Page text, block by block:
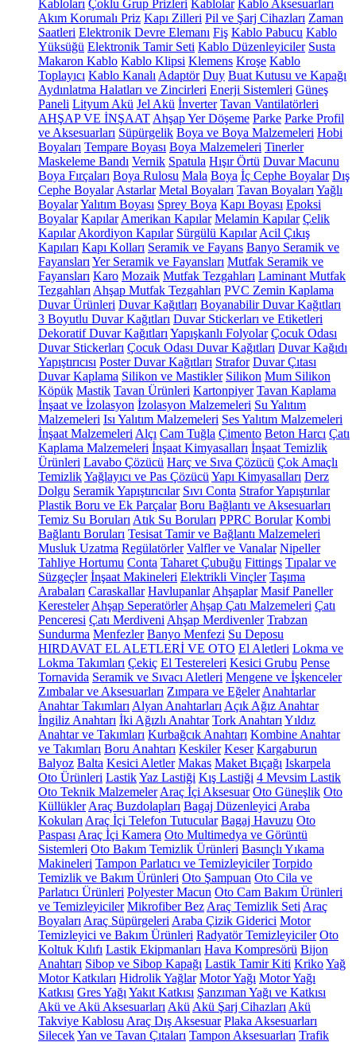
Kabloları Çoklu Grup Prizleri Kablolar Kablo Aksesuarları
Akım Korumalı Priz Kapı Zilleri Pil ve Şarj Cihazları Zaman
Saatleri Elektronik Devre Elemanı Fiş Kablo Pabucu Kablo
Yüksüğü Elektronik Tamir Seti Kablo Düzenleyiciler Susta
Makaron Kablo Kablo Klipsi Klemens Kroşe Kablo
Toplayıcı Kablo Kanalı Adaptör Duy Buat Kutusu ve Kapağı
Aydınlatma Halatları ve Zincirleri Enerji Sistemleri Güneş
Paneli Lityum Akü Jel Akü İnverter Tavan Vantilatörleri
AHŞAP VE İNŞAAT Ahşap Yer Döşeme Parke Parke Profil
ve Aksesuarları Süpürgelik Boya ve Boya Malzemeleri Hobi
Boyaları Tempare Boyası Boya Malzemeleri Tinerler
Maskeleme Bandı Vernik Spatula Hışır Örtü Duvar Macunu
Boya Fırçaları Boya Rulosu Mala Boya İç Cephe Boyalar Dış
Cephe Boyalar Astarlar Metal Boyaları Tavan Boyaları Yağlı
BoyalarYalıtım Boyası Sprey Boya Kapı Boyası Epoksi
Boyalar Kapılar Amerikan Kapılar Melamin Kapılar Çelik
Kapılar Akordiyon Kapılar Sürgülü Kapılar Acil Çıkış
Kapıları Kapı Kolları Seramik ve Fayans Banyo Seramik ve
Fayansları Yer Seramik ve Fayansları Mutfak Seramik ve
Fayansları Karo Mozaik Mutfak Tezgahları Laminant Mutfak
Tezgahları Ahşap Mutfak Tezgahları PVC Zemin Kaplama
Duvar Ürünleri Duvar Kağıtları Boyanabilir Duvar Kağıtları
3 Boyutlu Duvar Kağıtları Duvar Stickerları ve Etiketleri
Dekoratif Duvar Kağıtları Yapışkanlı Folyolar Çocuk Odası
Duvar Stickerları Çocuk Odası Duvar Kağıtları Duvar Kağıdı
Yapıştırıcısı Poster Duvar Kağıtları Strafor Duvar Çıtası
Duvar Kaplama Silikon ve Mastikler Silikon Mum Silikon
Köpük Mastik Tavan Ürünleri Kartonpiyer Tavan Kaplama
İnşaat ve İzolasyon İzolasyon Malzemeleri Su Yalıtım
Malzemeleri Isı Yalıtım Malzemeleri Ses Yalıtım Malzemeleri
İnşaat Malzemeleri Alçı Cam Tuğla Çimento Beton Harcı Çatı
Kaplama Malzemeleri İnşaat Kimyasalları İnşaat Temizlik
Ürünleri Lavabo Çözücü Harç ve Sıva Çözücü Çok Amaçlı
TemizlikYağlayıcı ve Pas Çözücü Yapı Kimyasalları Derz
Dolgu Seramik Yapıştırıcılar Sıvı Conta Strafor Yapıştırılar
Plastik Boru ve Ek Parçalar Boru Bağlantı ve Aksesuarları
Temiz Su Boruları Atık Su Boruları PPRC Borular Kombi
Bağlantı Boruları Tesisat Tamir ve Bağlantı Malzemeleri
Musluk Uzatma Regülatörler Valfler ve Vanalar Nipeller
Tahliye Hortumu Conta Taharet Çubuğu Fittings Tıpalar ve
Süzgeçler İnşaat Makineleri Elektrikli Vinçler Taşıma
Arabaları Caraskallar Havlupanlar Ahşaplar Masif Paneller
Keresteler Ahşap Seperatörler Ahşap Çatı Malzemeleri Çatı
Penceresi Çatı Merdiveni Ahşap Merdivenler Trabzan
Sundurma Menfezler Banyo Menfezi Su Deposu
HIRDAVAT EL ALETLERİ VE OTO El Aletleri Lokma ve
Lokma Takımları Çekiç El Testereleri Kesici Grubu Pense
Tornavida Seramik ve Sıvacı Aletleri Mengene ve İşkenceler
Zımbalar ve Aksesuarları Zımpara ve Eğeler Anahtarlar
Anahtar Takımları Alyan Anahtarları Açık Ağız Anahtar
İngiliz Anahtarı İki Ağızlı Anahtar Tork Anahtarı Yıldız
Anahtar ve Takımları Kurbağcık Anahtarı Kombine Anahtar
ve Takımları Boru Anahtarı Keskiler Keser Kargaburun
Balyoz Balta Kesici Aletler Makas Maket Bıçağı Iskarpela
Oto Ürünleri LastikYaz Lastiği Kış Lastiği 4 Mevsim Lastik
Oto Teknik Malzemeler Araç İçi Aksesuar Oto Güneşlik Oto
Küllükler Araç Buzdolapları Bagaj Düzenleyici Araba
Kokuları Araç İçi Telefon Tutucular Bagaj Havuzu Oto
Paspası Araç İçi Kamera Oto Multimedya ve Görüntü
Sistemleri Oto Bakım Temizlik Ürünleri Basınçlı Yıkama
Makineleri Tampon Parlatıcı ve Temizleyiciler Torpido
Temizlik ve Bakım Ürünleri Oto Şampuan Oto Cila ve
Parlatıcı Ürünleri Polyester Macun Oto Cam Bakım Ürünleri
ve Temizleyiciler Mikrofiber Bez Araç Temizlik Seti Araç
Boyaları Araç Süpürgeleri Araba Çizik Giderici Motor
Temizleyici ve Bakım Ürünleri Radyatör Temizleyiciler Oto
Koltuk Kılıfı Lastik Ekipmanları Hava Kompresörü Bijon
Anahtarı Sibop ve Sibop Kapağı Lastik Tamir Kiti KrikoYağ
Motor Katkıları Hidrolik Yağlar Motor Yağı Motor Yağı
Katkısı Gres Yağı Yakıt Katkısı Şanzıman Yağı ve Katkısı
Akü ve Akü Aksesuarları Akü Akü Şarj Cihazları Akü
Takviye Kablosu Araç Dış Aksesuar Plaka Aksesuarları
SilecekYan ve Tavan Çıtaları Tampon Aksesuarları Trafik